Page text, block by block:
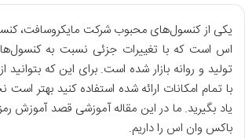
یکی از کنسول‌های محبوب شرکت مایکروسافت،
اس است که با تغییرات جزئی نسبت به
تولید و روانه بازار شده است. برای این که
با تمام امکانات ارائه شده استفاده کنید بهتر است
یاد بگیرید. ما در این مقاله آموزشی قصد آموزش
باکس وان اس را داریم.